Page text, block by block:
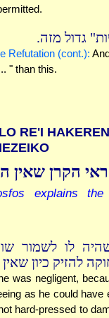
גדול מזה.
Refutation (cont.):
" than this.
RE'I
הקרן שאין
explains the
לו לשמור
להזיק כיון
was negligent,
as he could have
hard-pressed to